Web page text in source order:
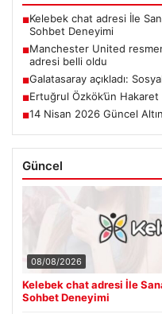
■Kelebek chat adresi İle
Sohbet Deneyimi
■Manchester United
adresi belli oldu
■Galatasaray açıkladı:
■Ertuğrul Özkök’ün
■14 Nisan 2026 Güncel
Güncel
08/08/2026
Kelebek chat adresi İle
Sohbet Deneyimi